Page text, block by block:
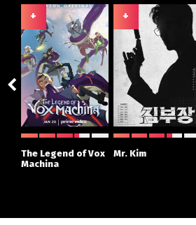
+
The Legend of Vox
Machina
+
Mr. Kim